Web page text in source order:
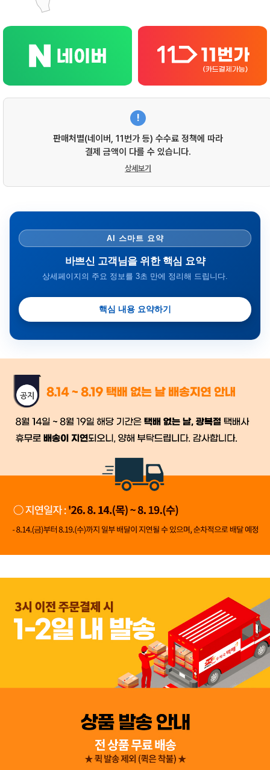
!
판매처별(네이버, 11번가 등) 수수료 정책에 따라
결제 금액이 다를 수 있습니다.
상세보기
AI 스마트 요약
바쁘신 고객님을 위한 핵심 요약
상세페이지의 주요 정보를 3초 만에 정리해 드립니다.
핵심 내용 요약하기
금일 시세가 적용
배송
시작 후 환불이 불가